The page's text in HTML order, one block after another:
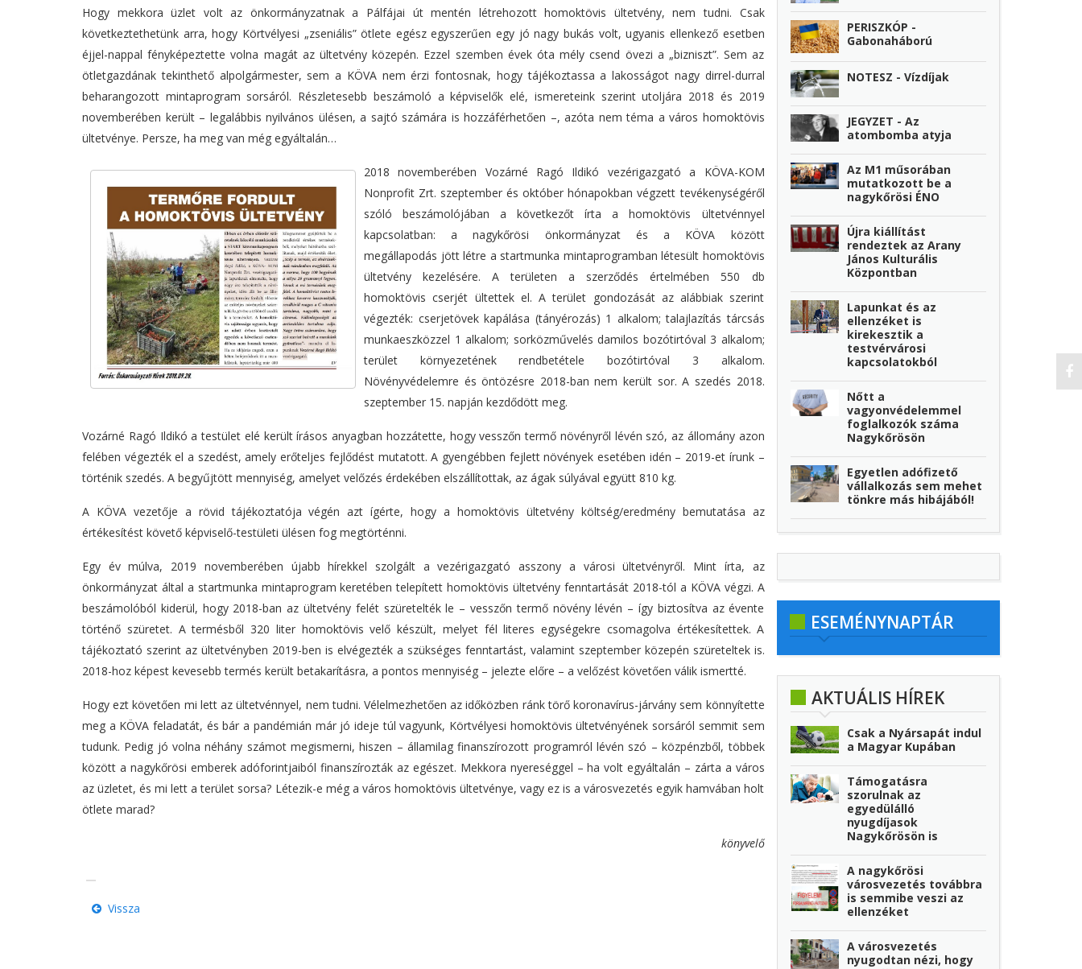
Hogy mekkora üzlet volt az önkormányzatnak a Pálfájai út mentén létrehozott homoktövis ültetvény, nem tudni. Csak
következtethetünk arra, hogy Körtvélyesi „zseniális” ötlete egész egyszerűen egy jó nagy bukás volt, ugyanis ellenkező esetben
éjjel-nappal fényképeztette volna magát az ültetvény közepén. Ezzel szemben évek óta mély csend övezi a „bizniszt”. Sem az
ötletgazdának tekinthető alpolgármester, sem a KÖVA nem érzi fontosnak, hogy tájékoztassa a lakosságot nagy dirrel-durral
beharangozott mintaprogram sorsáról. Részletesebb beszámoló a képviselők elé, ismereteink szerint utoljára 2018 és 2019
novemberében került – legalábbis nyilvános ülésen, a sajtó számára is hozzáférhetően –, azóta nem téma a város homoktövis
ültetvénye. Persze, ha meg van még egyáltalán…
2018 novemberében Vozárné Ragó Ildikó vezérigazgató a KÖVA-KOM
Nonprofit Zrt. szeptember és október hónapokban végzett tevékenységéről
szóló beszámolójában a következőt írta a homoktövis ültetvénnyel
kapcsolatban: a nagykőrösi önkormányzat és a KÖVA között
megállapodás jött létre a startmunka mintaprogramban létesült homoktövis
ültetvény kezelésére. A területen a szerződés értelmében 550 db
homoktövis cserjét ültettek el. A terület gondozását az alábbiak szerint
végezték: cserjetövek kapálása (tányérozás) 1 alkalom; talajlazítás tárcsás
munkaeszközzel 1 alkalom; sorközművelés damilos bozótirtóval 3 alkalom;
terület környezetének rendbetétele bozótirtóval 3 alkalom.
Növényvédelemre és öntözésre 2018-ban nem került sor. A szedés 2018.
szeptember 15. napján kezdődött meg.
Vozárné Ragó Ildikó a testület elé került írásos anyagban hozzátette, hogy vesszőn termő növényről lévén szó, az állomány azon
felében végezték el a szedést, amely erőteljes fejlődést mutatott. A gyengébben fejlett növények esetében idén – 2019-et írunk –
történik szedés. A begyűjtött mennyiség, amelyet velőzés érdekében elszállítottak, az ágak súlyával együtt 810 kg.
A KÖVA vezetője a rövid tájékoztatója végén azt ígérte, hogy a homoktövis ültetvény költség/eredmény bemutatása az
értékesítést követő képviselő-testületi ülésen fog megtörténni.
Egy év múlva, 2019 novemberében újabb hírekkel szolgált a vezérigazgató asszony a városi ültetvényről. Mint írta, az
önkormányzat által a startmunka mintaprogram keretében telepített homoktövis ültetvény fenntartását 2018-tól a KÖVA végzi. A
beszámolóból kiderül, hogy 2018-ban az ültetvény felét szüretelték le – vesszőn termő növény lévén – így biztosítva az évente
történő szüretet. A termésből 320 liter homoktövis velő készült, melyet fél literes egységekre csomagolva értékesítettek. A
tájékoztató szerint az ültetvényben 2019-ben is elvégezték a szükséges fenntartást, valamint szeptember közepén szüreteltek is.
2018-hoz képest kevesebb termés került betakarításra, a pontos mennyiség – jelezte előre – a velőzést követően válik ismertté.
Hogy ezt követően mi lett az ültetvénnyel, nem tudni. Vélelmezhetően az időközben ránk törő koronavírus-járvány sem könnyítette
meg a KÖVA feladatát, és bár a pandémián már jó ideje túl vagyunk, Körtvélyesi homoktövis ültetvényének sorsáról semmit sem
tudunk. Pedig jó volna néhány számot megismerni, hiszen – államilag finanszírozott programról lévén szó – közpénzből, többek
között a nagykőrösi emberek adóforintjaiból finanszírozták az egészet. Mekkora nyereséggel – ha volt egyáltalán – zárta a város
az üzletet, és mi lett a terület sorsa? Létezik-e még a város homoktövis ültetvénye, vagy ez is a városvezetés egyik hamvában holt
ötlete marad?
könyvelő
Vissza
PERISZKÓP -
Gabonaháború
NOTESZ - Vízdíjak
JEGYZET - Az
atombomba atyja
Az M1 műsorában
mutatkozott be a
nagykőrösi ÉNO
Újra kiállítást
rendeztek az Arany
János Kulturális
Központban
Lapunkat és az
ellenzéket is
kirekesztik a
testvérvárosi
kapcsolatokból
Nőtt a
vagyonvédelemmel
foglalkozók száma
Nagykőrösön
Egyetlen adófizető
vállalkozás sem mehet
tönkre más hibájából!
ESEMÉNYNAPTÁR
AKTUÁLIS HÍREK
Csak a Nyársapát indul
a Magyar Kupában
Támogatásra
szorulnak az
egyedülálló
nyugdíjasok
Nagykőrösön is
A nagykőrösi
városvezetés továbbra
is semmibe veszi az
ellenzéket
A városvezetés
nyugodtan nézi, hogy